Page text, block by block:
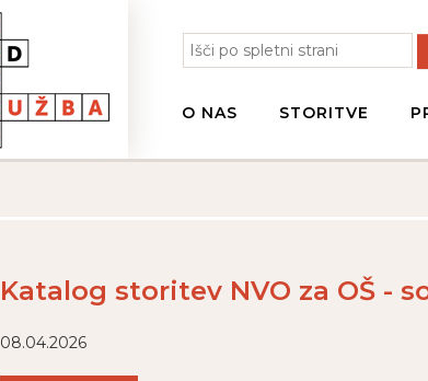
O NAS STORITVE
Katalog storitev NVO za OŠ -
08.04.2026